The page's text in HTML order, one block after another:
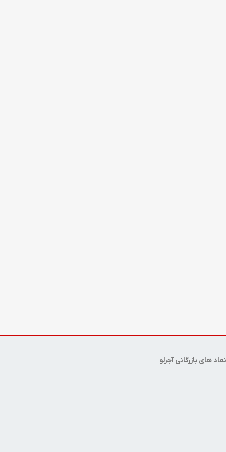
نماد های بازرگانی آجرلو